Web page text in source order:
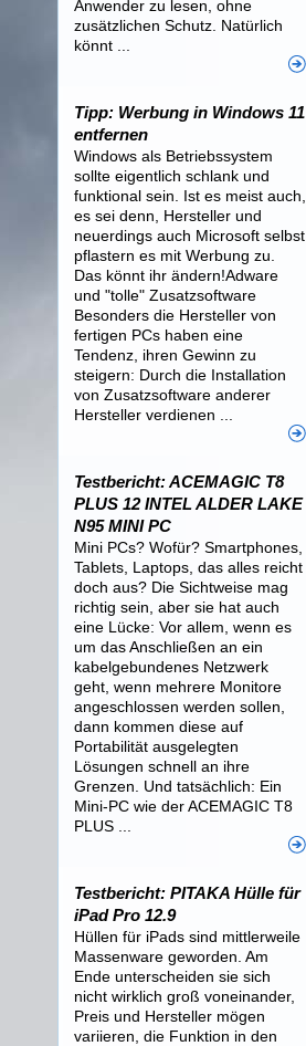
Anwender zu lesen, ohne
zusätzlichen Schutz. Natürlich
könnt ...
Tipp: Werbung in Windows 11
entfernen
Windows als Betriebssystem
sollte eigentlich schlank und
funktional sein. Ist es meist auch,
es sei denn, Hersteller und
neuerdings auch Microsoft selbst
pflastern es mit Werbung zu.
Das könnt ihr ändern!Adware
und "tolle" Zusatzsoftware
Besonders die Hersteller von
fertigen PCs haben eine
Tendenz, ihren Gewinn zu
steigern: Durch die Installation
von Zusatzsoftware anderer
Hersteller verdienen ...
Testbericht: ACEMAGIC T8
PLUS 12 INTEL ALDER LAKE
N95 MINI PC
Mini PCs? Wofür? Smartphones,
Tablets, Laptops, das alles reicht
doch aus? Die Sichtweise mag
richtig sein, aber sie hat auch
eine Lücke: Vor allem, wenn es
um das Anschließen an ein
kabelgebundenes Netzwerk
geht, wenn mehrere Monitore
angeschlossen werden sollen,
dann kommen diese auf
Portabilität ausgelegten
Lösungen schnell an ihre
Grenzen. Und tatsächlich: Ein
Mini-PC wie der ACEMAGIC T8
PLUS ...
Testbericht: PITAKA Hülle für
iPad Pro 12.9
Hüllen für iPads sind mittlerweile
Massenware geworden. Am
Ende unterscheiden sie sich
nicht wirklich groß voneinander,
Preis und Hersteller mögen
variieren, die Funktion in den